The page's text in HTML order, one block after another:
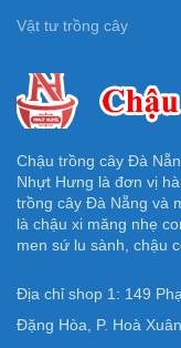
Vật tư trồng cây
Chậu trồng cây Đà
Nhựt Hưng là đơn vị
trồng cây Đà Nẵng và
là chậu xi măng nhẹ
men sứ lu sành, chậu
Địa chỉ shop 1: 149
Đặng Hòa, P. Hoà